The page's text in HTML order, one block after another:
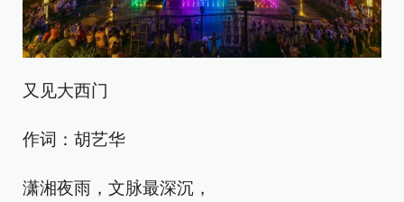
又见大西门
作词：胡艺华
潇湘夜雨，文脉最深沉，